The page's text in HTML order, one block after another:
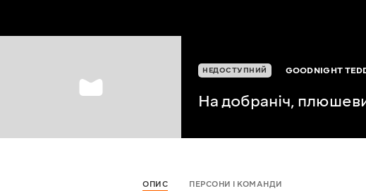
НЕДОСТУПНИЙ GOODNIGHT
На добраніч,
ОПИС ПЕРСОНИ І КОМАНДИ